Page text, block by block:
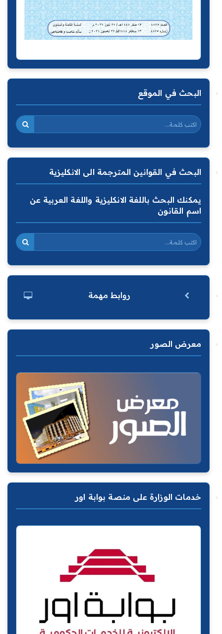
البحث في الموقع
البحث في القوانين المترجمة الى الانكليزية
يمكنك البحث باللغة الانكليزية واللغة العربية عن
اسم القانون
روابط مهمة
معرض الصور
خدمات الوزارة على منصة بوابة اور